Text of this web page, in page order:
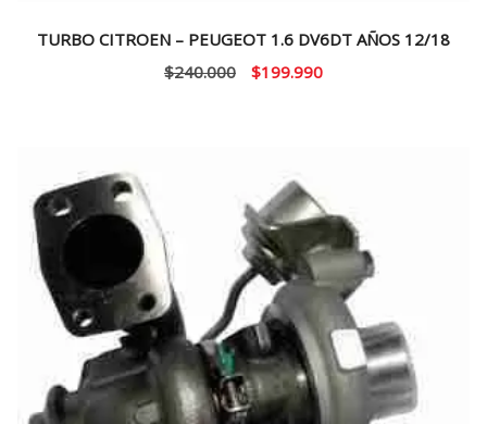
TURBO CITROEN – PEUGEOT 1.6 DV6DT AÑOS 12/18
$240.000
El
$240.000.
$199.990El